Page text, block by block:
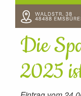
Die
2025